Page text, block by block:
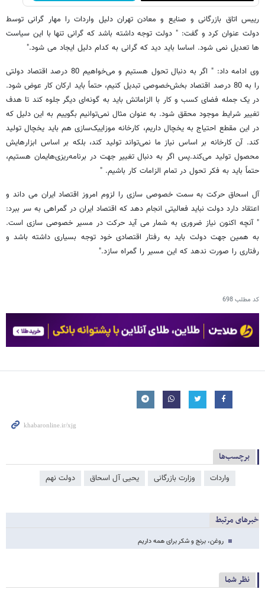
رییس اتاق بازرگانی و صنایع و معادن تهران دلیل واردات را مهار گرانی توسط
دولت عنوان کرد و گفت: " دولت توجه داشته باشد که گرانی تنها با این سیاست
ها تعدیل نمی شود. اساسا باید دید که گرانی به کدام دلیل ایجاد می شود."
وی ادامه داد: " اگر به دنبال تحول هستیم و می‌‏خواهیم 80 درصد اقتصاد دولتی
را به 80 درصد اقتصاد بخش‌‏خصوصی تبدیل کنیم، حتماً باید ارکان کار عوض شود.
در یک جمله فضای کسب و کار با الزاماتش باید به گونه‌‏ای دیگر جلوه کند تا هدف
تغییر شرایط موجود محقق شود. به عنوان مثال نمی‌‏توانیم بگوییم به این دلیل که
در این مقطع احتیاج به یخچال داریم، کارخانه موزاییک‌‏سازی هم باید یخچال تولید
کند. آن کارخانه بر اساس نیاز ما نمی‌‏تواند تولید کند، بلکه بر اساس ابزارهایش
محصول تولید می‌‏کند.پس اگر به دنبال تغییر جهت در برنامه‌‏ریزی‌‏هایمان هستیم،
حتماً باید به فکر تحول در تمام الزامات کار باشیم. "
آل اسحاق حرکت به سمت خصوصی سازی را لزوم امروز اقتصاد ایران می داند و
اعتقاد دارد دولت نباید فعالیتی انجام دهد که اقتصاد ایران در گمراهی به سر ببرد:
" آنچه اکنون نیاز ضروری به شمار می آید حرکت در مسیر خصوصی سازی است.
به همین جهت دولت باید به رفتار اقتصادی خود توجه بسیاری داشته باشد و
رفتاری را صورت ندهد که این مسیر را گمراه سازد."
کد مطلب698
برچسب‌ها
واردات وزارت بازرگانی یحیی آل اسحاق دولت نهم
خبرهای مرتبط
روغن، برنج و شکر برای همه داریم
نظر شما